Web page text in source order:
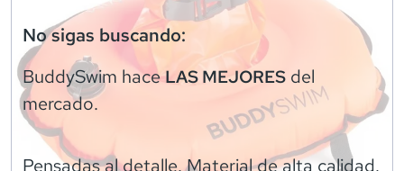
No sigas buscando:
BuddySwim haceLAS MEJORES del
mercado.
Pensadas al detalle. Material de alta calidad.